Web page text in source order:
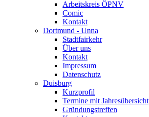
Arbeitskreis ÖPNV
Comic
Kontakt
Dortmund - Unna
Stadtfairkehr
Über uns
Kontakt
Impressum
Datenschutz
Duisburg
Kurzprofil
Termine mit Jahresübersicht
Gründungstreffen